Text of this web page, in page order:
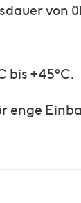
von
bis +45°C.
enge